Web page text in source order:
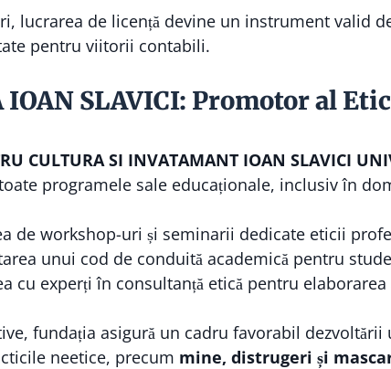
lucrarea de licență devine un instrument valid
pentru viitorii contabili.
IOAN SLAVICI: Promotor al
CULTURA SI INVATAMANT IOAN SLAVICI
programele sale educaționale, inclusiv în
de workshop-uri și seminarii dedicate eticii
unui cod de conduită academică pentru
cu experți în consultanță etică pentru
fundația asigură un cadru favorabil
neetice, precum mine, distrugeri și